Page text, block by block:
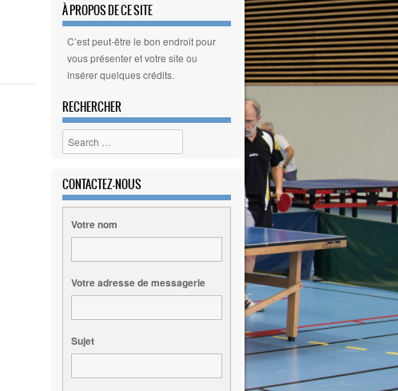
À PROPOS DE CE SITE
C’est peut-être le bon endroit pour
vous présenter et votre site ou
insérer quelques crédits.
RECHERCHER
Search
CONTACTEZ-NOUS
Votre nom
Votre adresse de messagerie
Sujet